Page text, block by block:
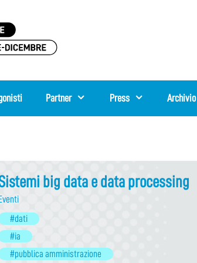
Partner Press Archivio
big data e data processing
#dati
#ia
#pubblica amministrazione